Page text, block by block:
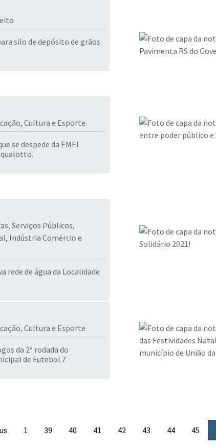
Terraplanagem para silo de depósito de grãos
Cultura e Esporte
se despede da EMEI
Serviços Públicos,
Indústria Comércio e
rede de água da Localidade
Cultura e Esporte
da 2ª rodada do
de Futebol 7
1 39 40 41 42 43 44 45